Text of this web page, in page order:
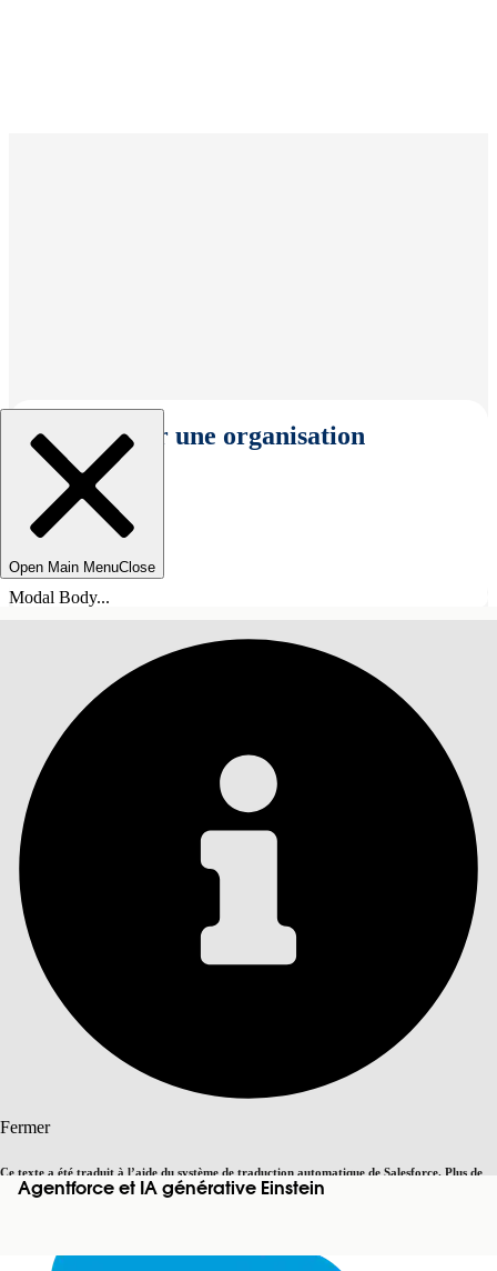
Sélectionner une organisation
Open Main MenuClose
Modal Body...
Fermer
Ce texte a été traduit à l’aide du système de traduction automatique de Salesforce. Plus de
détails, consultez <cette page.
Basculer vers la page en anglais
Agentforce et IA générative Einstein
Table des matières
TABLE DES MATIÈRES
Rechercher